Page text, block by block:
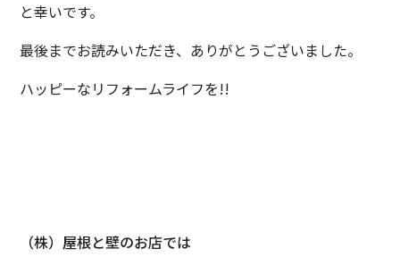
と幸いです。
最後までお読みいただき、ありがとうございました。
ハッピーなリフォームライフを!!
（株）屋根と壁のお店では